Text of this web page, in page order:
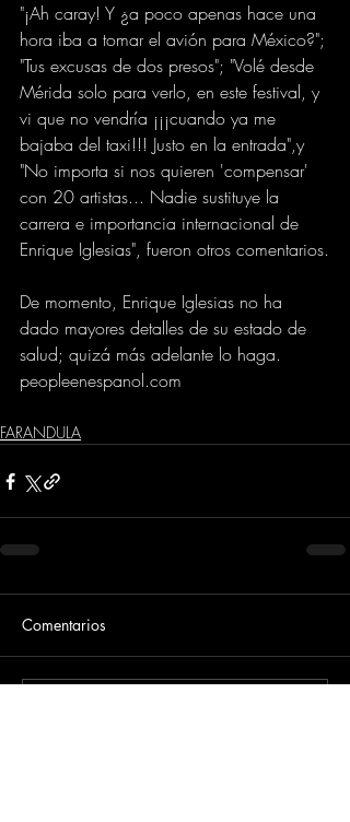
"¡Ah caray! Y ¿a poco apenas hace una
hora iba a tomar el avión para México?";
"Tus excusas de dos presos"; "Volé desde
Mérida solo para verlo, en este festival, y
vi que no vendría ¡¡¡cuando ya me
bajaba del taxi!!! Justo en la entrada",y
"No importa si nos quieren 'compensar'
con 20 artistas... Nadie sustituye la
carrera e importancia internacional de
Enrique Iglesias", fueron otros comentarios.
De momento, Enrique Iglesias no ha
dado mayores detalles de su estado de
salud; quizá más adelante lo haga.
peopleenespanol.com
FARANDULA
Comentarios